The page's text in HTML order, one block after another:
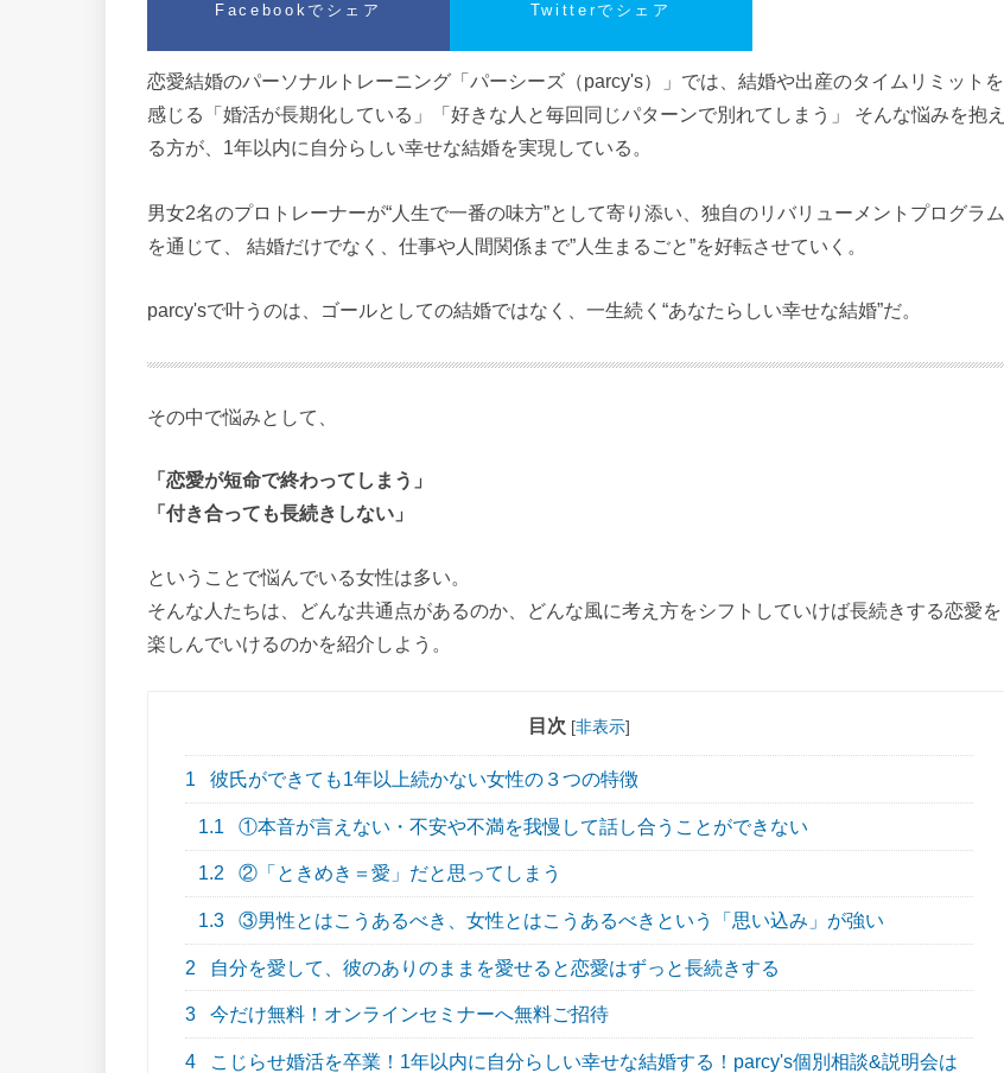
Facebookでシェア Twitterでシェア
恋愛結婚のパーソナルトレーニング「パーシーズ（parcy's）」では、結婚や出産のタイムリミットを
感じる「婚活が長期化している」「好きな人と毎回同じパターンで別れてしまう」 そんな悩みを抱え
る方が、1年以内に自分らしい幸せな結婚を実現している。
男女2名のプロトレーナーが“人生で一番の味方”として寄り添い、独自のリバリューメントプログラム
を通じて、 結婚だけでなく、仕事や人間関係まで”人生まるごと”を好転させていく。
parcy'sで叶うのは、ゴールとしての結婚ではなく、一生続く“あなたらしい幸せな結婚”だ。
その中で悩みとして、
「恋愛が短命で終わってしまう」
「付き合っても長続きしない」
ということで悩んでいる女性は多い。
そんな人たちは、どんな共通点があるのか、どんな風に考え方をシフトしていけば長続きする恋愛を
楽しんでいけるのかを紹介しよう。
目次 [非表示]
1 彼氏ができても1年以上続かない女性の３つの特徴
1.1 ①本音が言えない・不安や不満を我慢して話し合うことができない
1.2 ②「ときめき＝愛」だと思ってしまう
1.3 ③男性とはこうあるべき、女性とはこうあるべきという「思い込み」が強い
2 自分を愛して、彼のありのままを愛せると恋愛はずっと長続きする
3 今だけ無料！オンラインセミナーへ無料ご招待
4
こじらせ婚活を卒業！1年以内に自分らしい幸せな結婚する！parcy's個別相談&説明会は